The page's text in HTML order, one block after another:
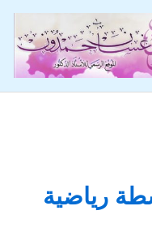
رياضية